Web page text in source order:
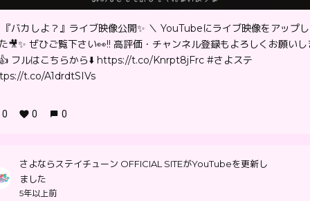
バカしよ？』ライブ映像公開✨ ＼ YouTubeにライブ映像をアップ
🎥✨ ぜひご覧下さい👀!! 高評価・チャンネル登録もよろしくお願いし
フルはこちらから⬇️ https://t.co/Knrpt8jFrc #さよステ
t.co/A1drdtSIVs
0 0 0
さよならステイチューン OFFICIAL SITEがYouTubeを更新し
ました
5年以上前